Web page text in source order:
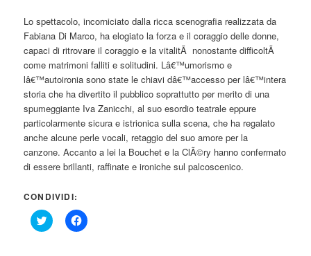
Lo spettacolo, incorniciato dalla ricca scenografia realizzata da
Fabiana Di Marco, ha elogiato la forza e il coraggio delle donne,
capaci di ritrovare il coraggio e la vitalitÃ nonostante difficoltÃ
come matrimoni falliti e solitudini. Lâ€™umorismo e
lâ€™autoironia sono state le chiavi dâ€™accesso per lâ€™intera
storia che ha divertito il pubblico soprattutto per merito di una
spumeggiante Iva Zanicchi, al suo esordio teatrale eppure
particolarmente sicura e istrionica sulla scena, che ha regalato
anche alcune perle vocali, retaggio del suo amore per la
canzone. Accanto a lei la Bouchet e la ClÃ©ry hanno confermato
di essere brillanti, raffinate e ironiche sul palcoscenico.
CONDIVIDI:
Click
to
Fai
clic